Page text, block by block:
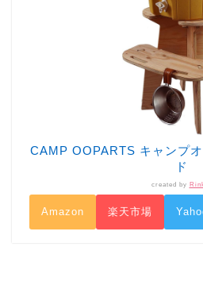
CAMP OOPARTS キャンプ
ド
created by
Amazon 楽天市場